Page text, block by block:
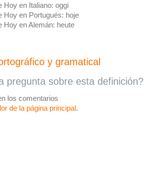
Hoy en Italiano: oggi
Hoy en Portugués: hoje
Hoy en Alemán: heute
y gramatical
pregunta sobre esta definición?
los comentarios
de la página principal.